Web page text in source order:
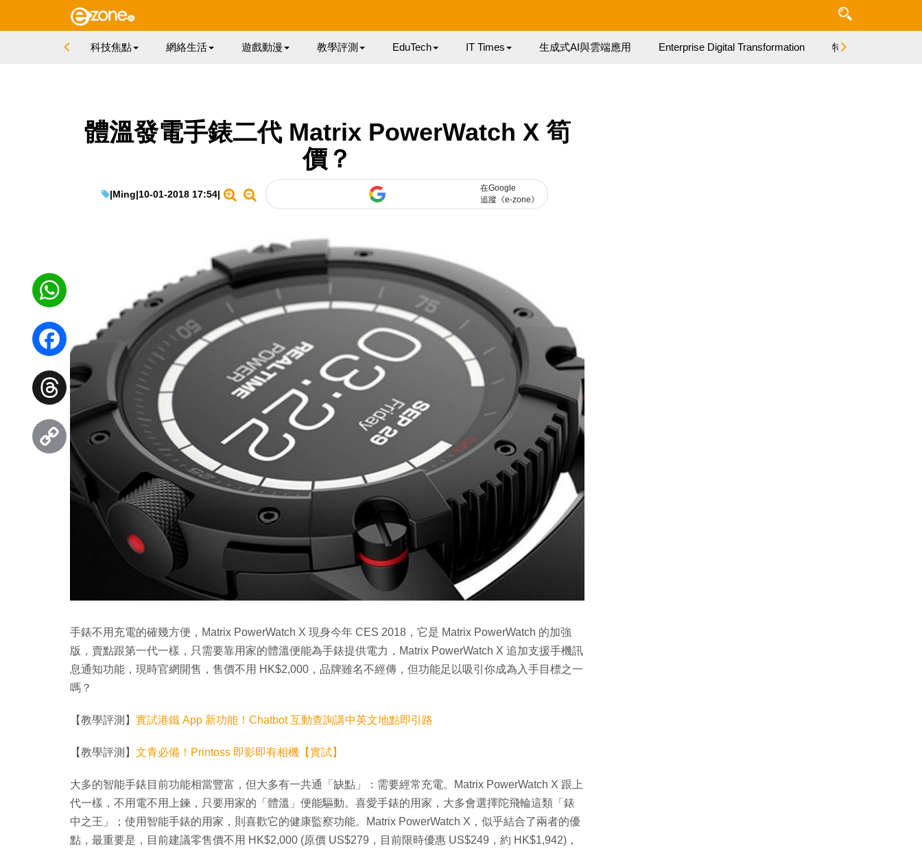
科技焦點 網絡生活 遊戲動漫 教學評測 EduTech IT Times 生成式AI與雲端應用 Enterprise Digital Transformation 特集
體溫發電手錶二代 Matrix PowerWatch X 筍
價？
|Ming|10-01-2018 17:54|
在Google
追蹤《e-zone》
手錶不用充電的確幾方便，Matrix PowerWatch X 現身今年 CES 2018，它是 Matrix PowerWatch 的加強
版，賣點跟第一代一樣，只需要靠用家的體溫便能為手錶提供電力，Matrix PowerWatch X 追加支援手機訊
息通知功能，現時官網開售，售價不用 HK$2,000，品牌雖名不經傳，但功能足以吸引你成為入手目標之一
嗎？
【教學評測】 實試港鐵 App 新功能！Chatbot 互動查詢講中英文地點即引路
【教學評測】 文青必備！Printoss 即影即有相機【實試】
大多的智能手錶目前功能相當豐富，但大多有一共通「缺點」：需要經常充電。Matrix PowerWatch X 跟上
代一樣，不用電不用上鍊，只要用家的「體溫」便能驅動。喜愛手錶的用家，大多會選擇陀飛輪這類「錶
中之王」；使用智能手錶的用家，則喜歡它的健康監察功能。Matrix PowerWatch X，似乎結合了兩者的優
點，最重要是，目前建議零售價不用 HK$2,000 (原價 US$279，目前限時優惠 US$249，約 HK$1,942)，
WhatsApp
Facebook
Threads
Link